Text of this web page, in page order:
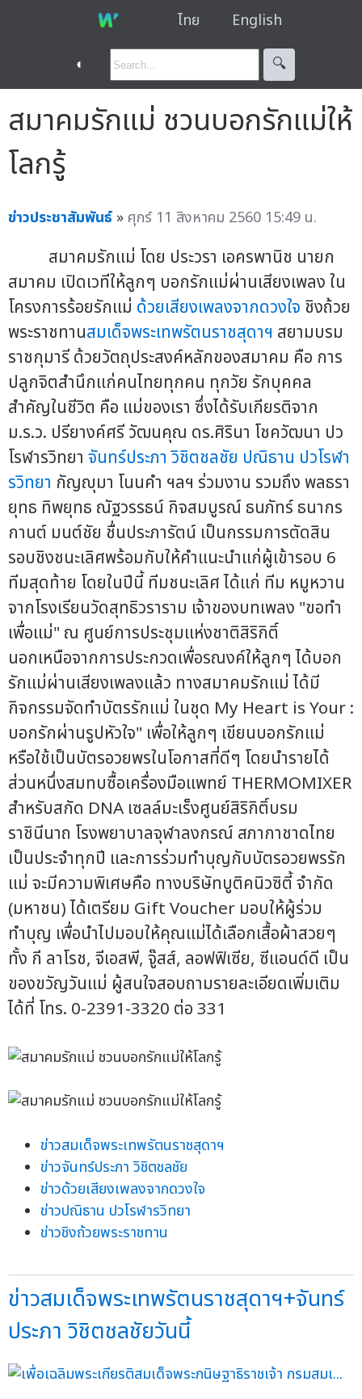
ไทย English
◐ 🔍︎
สมาคมรักแม่ ชวนบอกรักแม่ให้
โลกรู้
ข่าวประชาสัมพันธ์ » ศุกร์ 11 สิงหาคม 2560 15:49 น.
สมาคมรักแม่ โดย ประวรา เอครพานิช นายก
สมาคม เปิดเวทีให้ลูกๆ บอกรักแม่ผ่านเสียงเพลง ใน
โครงการร้อยรักแม่ ด้วยเสียงเพลงจากดวงใจ ชิงถ้วย
พระราชทานสมเด็จพระเทพรัตนราชสุดาฯ สยามบรม
ราชกุมารี ด้วยวัตถุประสงค์หลักของสมาคม คือ การ
ปลูกจิตสำนึกแก่คนไทยทุกคน ทุกวัย รักบุคคล
สำคัญในชีวิต คือ แม่ของเรา ซึ่งได้รับเกียรติจาก
ม.ร.ว. ปรียางค์ศรี วัฒนคุณ ดร.ศิรินา โชควัฒนา ปว
โรฬารวิทยา จันทร์ประภา วิชิตชลชัย ปณิธาน ปวโรฬา
รวิทยา กัญญุมา โนนคำ ฯลฯ ร่วมงาน รวมถึง พลธรา
ยุทธ ทิพยุทธ ณัฐวรรธน์ กิจสมบูรณ์ ธนภัทร์ ธนากร
กานต์ มนต์ชัย ชื่นประภารัตน์ เป็นกรรมการตัดสิน
รอบชิงชนะเลิศพร้อมกับให้คำแนะนำแก่ผู้เข้ารอบ 6
ทีมสุดท้าย โดยในปีนี้ ทีมชนะเลิศ ได้แก่ ทีม หมูหวาน
จากโรงเรียนวัดสุทธิวราราม เจ้าของบทเพลง "ขอทำ
เพื่อแม่" ณ ศูนย์การประชุมแห่งชาติสิริกิติ์
นอกเหนือจากการประกวดเพื่อรณงค์ให้ลูกๆ ได้บอก
รักแม่ผ่านเสียงเพลงแล้ว ทางสมาคมรักแม่ ได้มี
กิจกรรมจัดทำบัตรรักแม่ ในชุด My Heart is Your :
บอกรักผ่านรูปหัวใจ" เพื่อให้ลูกๆ เขียนบอกรักแม่
หรือใช้เป็นบัตรอวยพรในโอกาสที่ดีๆ โดยนำรายได้
ส่วนหนึ่งสมทบซื้อเครื่องมือแพทย์ THERMOMIXER
สำหรับสกัด DNA เซลล์มะเร็งศูนย์สิริกิติ์บรม
ราชินีนาถ โรงพยาบาลจุฬาลงกรณ์ สภากาชาดไทย
เป็นประจำทุกปี และการร่วมทำบุญกับบัตรอวยพรรัก
แม่ จะมีความพิเศษคือ ทางบริษัทบูติคนิวซิตี้ จำกัด
(มหาชน) ได้เตรียม Gift Voucher มอบให้ผู้ร่วม
ทำบุญ เพื่อนำไปมอบให้คุณแม่ได้เลือกเสื้อผ้าสวยๆ
ทั้ง กี ลาโรช, จีเอสพี, จู๊สส์, ลอฟฟิเซีย, ซีแอนด์ดี เป็น
ของขวัญวันแม่ ผู้สนใจสอบถามรายละเอียดเพิ่มเติม
ได้ที่ โทร. 0-2391-3320 ต่อ 331
ข่าวสมเด็จพระเทพรัตนราชสุดาฯ
ข่าวจันทร์ประภา วิชิตชลชัย
ข่าวด้วยเสียงเพลงจากดวงใจ
ข่าวปณิธาน ปวโรฬารวิทยา
ข่าวชิงถ้วยพระราชทาน
ข่าวสมเด็จพระเทพรัตนราชสุดาฯ+จันทร์
ประภา วิชิตชลชัยวันนี้